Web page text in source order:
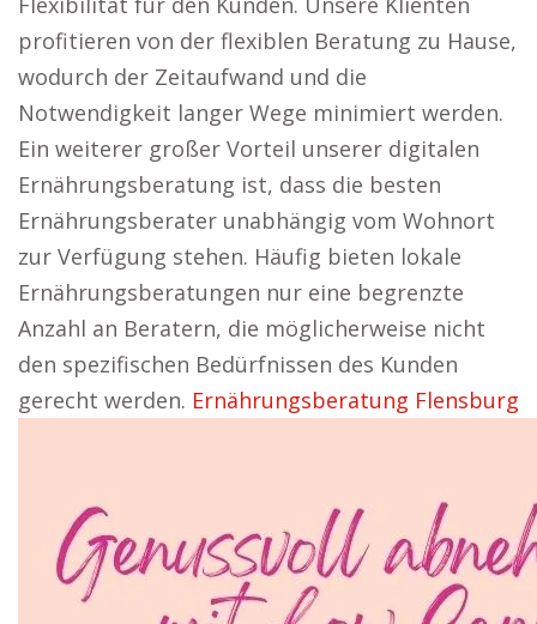
profitieren von der flexiblen Beratung zu Hause,
wodurch der Zeitaufwand und die
Notwendigkeit langer Wege minimiert werden.
Ein weiterer großer Vorteil unserer digitalen
Ernährungsberatung ist, dass die besten
Ernährungsberater unabhängig vom Wohnort
zur Verfügung stehen. Häufig bieten lokale
Ernährungsberatungen nur eine begrenzte
Anzahl an Beratern, die möglicherweise nicht
den spezifischen Bedürfnissen des Kunden
gerecht werden. Ernährungsberatung Flensburg